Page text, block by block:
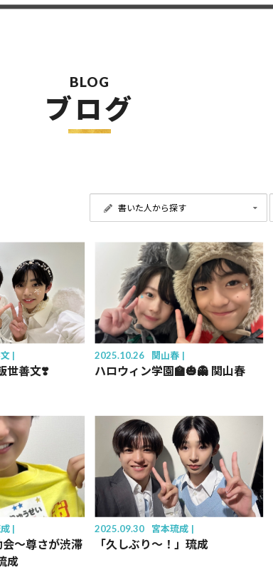
BLOG
ブログ
世善文❣️
2025.10.26 関山春
ハロウィン学園🏫🎃👻 関山春
会〜尊さが渋滞
成
2025.09.30 宮本琉成
「久しぶり〜！」琉成